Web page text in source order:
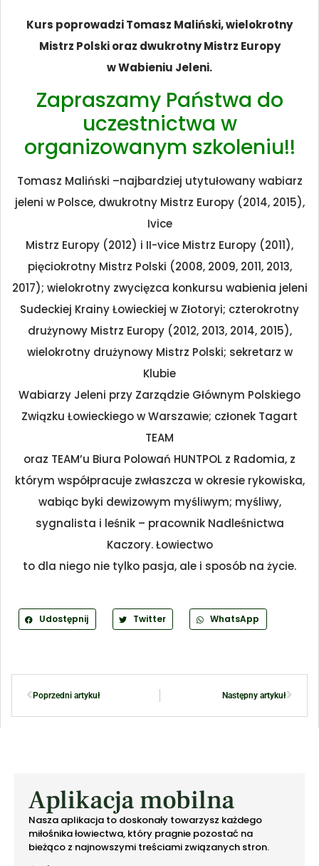
Kurs poprowadzi Tomasz Maliński, wielokrotny
Mistrz Polski oraz dwukrotny Mistrz Europy
w Wabieniu Jeleni.
Zapraszamy Państwa do
uczestnictwa w
organizowanym szkoleniu!!
Tomasz Maliński –najbardziej utytułowany wabiarz
jeleni w Polsce, dwukrotny Mistrz Europy (2014, 2015),
Ivice
Mistrz Europy (2012) i II-vice Mistrz Europy (2011),
pięciokrotny Mistrz Polski (2008, 2009, 2011, 2013,
2017); wielokrotny zwycięzca konkursu wabienia jeleni
Sudeckiej Krainy Łowieckiej w Złotoryi; czterokrotny
drużynowy Mistrz Europy (2012, 2013, 2014, 2015),
wielokrotny drużynowy Mistrz Polski; sekretarz w
Klubie
Wabiarzy Jeleni przy Zarządzie Głównym Polskiego
Związku Łowieckiego w Warszawie; członek Tagart
TEAM
oraz TEAM’u Biura Polowań HUNTPOL z Radomia, z
którym współpracuje zwłaszcza w okresie rykowiska,
wabiąc byki dewizowym myśliwym; myśliwy,
sygnalista i leśnik – pracownik Nadleśnictwa
Kaczory. Łowiectwo
to dla niego nie tylko pasja, ale i sposób na życie.
Udostępnij Twitter WhatsApp
Poprzedni artykuł Następny artykuł
Aplikacja mobilna
Nasza aplikacja to doskonały towarzysz każdego
miłośnika łowiectwa, który pragnie pozostać na
bieżąco z najnowszymi treściami związanych stron.